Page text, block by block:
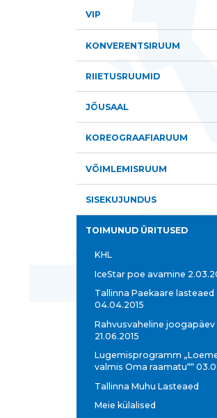
VIP
KONVERENTSIRUUM
RIIETUSRUUMID
JÕUSAAL
KOREOGRAAFIARUUM
VÕIMLEMISRUUM
SISEKUJUNDUS
TOIMUNUD ÜRITUSED
KHL
IceStar poe avamine
Tallinna Paekaare lasteaed
04.04.2015
Rahvusvaheline joogapäev
21.06.2015
Lugemisprogramm
valmis Oma raamatu““
Tallinna Muhu Lasteaed
Meie külalised